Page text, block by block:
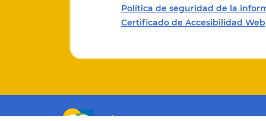
el
Política de seguridad de la
Certificado de Accesibilidad Web